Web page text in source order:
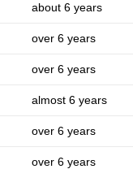
about 6 years
over 6 years
over 6 years
almost 6 years
over 6 years
over 6 years